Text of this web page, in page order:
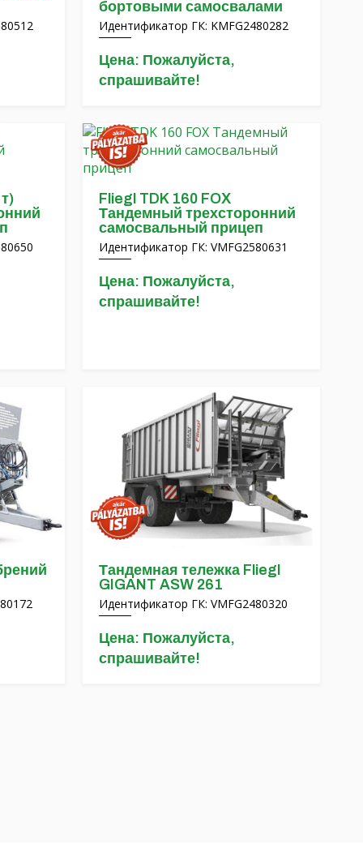
бортовыми самосвалами
Идентификатор ГК: KMFG2480282
Цена: Пожалуйста,
спрашивайте!
Fliegl TDK 160 FOX
Тандемный трехсторонний
самосвальный прицеп
Идентификатор ГК: VMFG2580631
Цена: Пожалуйста,
спрашивайте!
Тандемная тележка Fliegl
GIGANT ASW 261
Идентификатор ГК: VMFG2480320
Цена: Пожалуйста,
спрашивайте!